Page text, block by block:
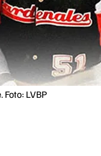
LVBP